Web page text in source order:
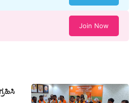
Join Now